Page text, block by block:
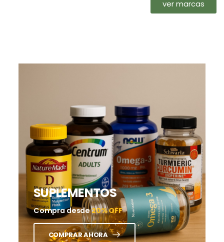
ver marcas
SUPLEMENTOS
Compra desde20% OFF
COMPRAR AHORA